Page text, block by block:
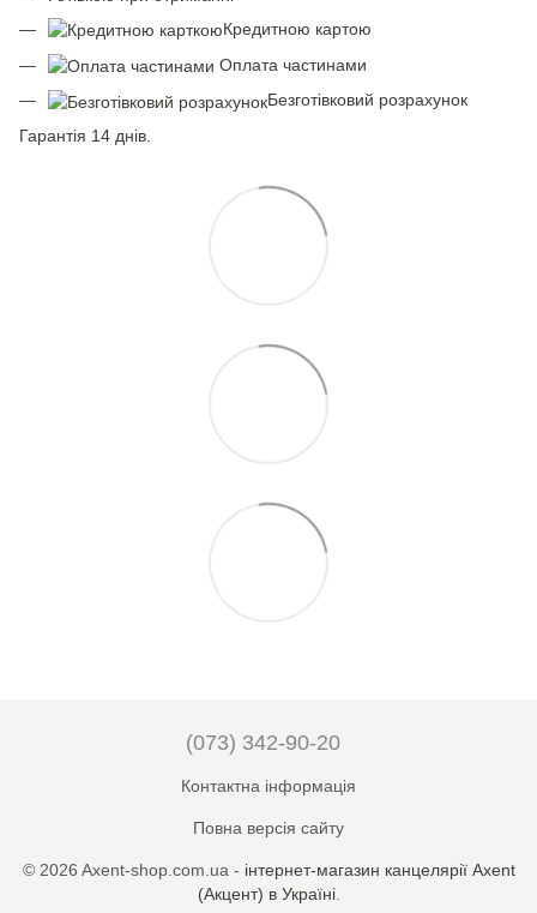
Кредитною картою
Оплата частинами
Безготівковий розрахунок
Гарантія 14 днів.
(073) 342-90-20
Контактна інформація
Повна версія сайту
© 2026 Axent-shop.com.ua - iнтернет-магазин канцелярії Axent
(Акцент) в Україні.